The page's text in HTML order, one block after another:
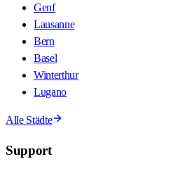
Genf
Lausanne
Bern
Basel
Winterthur
Lugano
Alle Städte
Support